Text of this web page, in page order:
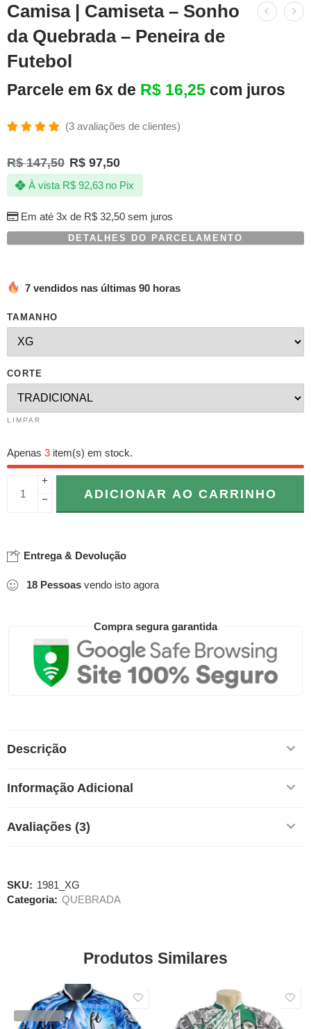
Camisa | Camiseta – Sonho
da Quebrada – Peneira de
Futebol
Parcele em 6x de R$ 16,25 com juros
5.00de 5,
com
baseado
em
de
clientes
(3avaliações de clientes)
R$147,50 R$ 97,50
Em até 3x de R$32,50sem juros
À vista R$92,63 no Pix
DETALHES DO PARCELAMENTO
7 vendidos nas últimas 90 horas
TAMANHO
CORTE
LIMPAR
Apenas 3 item(s) em stock.
+
−
ADICIONAR AO CARRINHO
Entrega & Devolução
18 Pessoas vendo isto agora
Compra segura garantida
Descrição
Informação Adicional
Avaliações (3)
SKU: 1981_XG
Categoria: QUEBRADA
Produtos Similares
VENDIDOS